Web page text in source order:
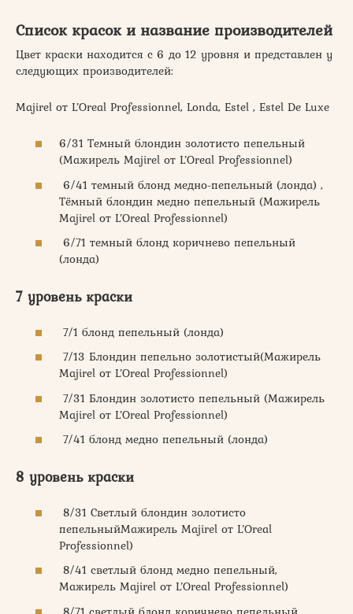
Список красок и название производителей
Цвет краски находится с 6 до 12 уровня и представлен у
следующих производителей:
Majirel от L’Oreal Professionnel, Londa, Estel , Estel De Luxe
6/31 Темный блондин золотисто пепельный
(Мажирель Majirel от L’Oreal Professionnel)
6/41 темный блонд медно-пепельный (лонда) ,
Тёмный блондин медно пепельный (Мажирель
Majirel от L’Oreal Professionnel)
6/71 темный блонд коричнево пепельный
(лонда)
7 уровень краски
7/1 блонд пепельный (лонда)
7/13 Блондин пепельно золотистый(Мажирель
Majirel от L’Oreal Professionnel)
7/31 Блондин золотисто пепельный (Мажирель
Majirel от L’Oreal Professionnel)
7/41 блонд медно пепельный (лонда)
8 уровень краски
8/31 Светлый блондин золотисто
пепельныйМажирель Majirel от L’Oreal
Professionnel)
8/41 светлый блонд медно пепельный,
Мажирель Majirel от L’Oreal Professionnel)